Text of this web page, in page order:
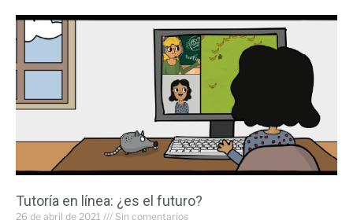
Tutoría en línea: ¿es el futuro?
26 de abril de 2021 Sin comentarios